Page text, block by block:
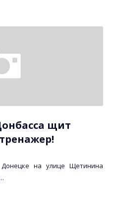
щит
на улице Щетинина